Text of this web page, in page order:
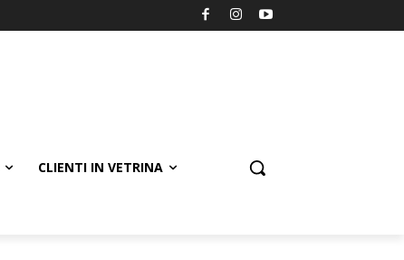
CLIENTI IN VETRINA